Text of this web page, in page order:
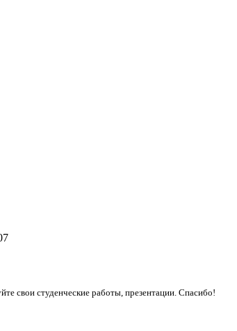
свои студенческие работы, презентации. Спасибо!